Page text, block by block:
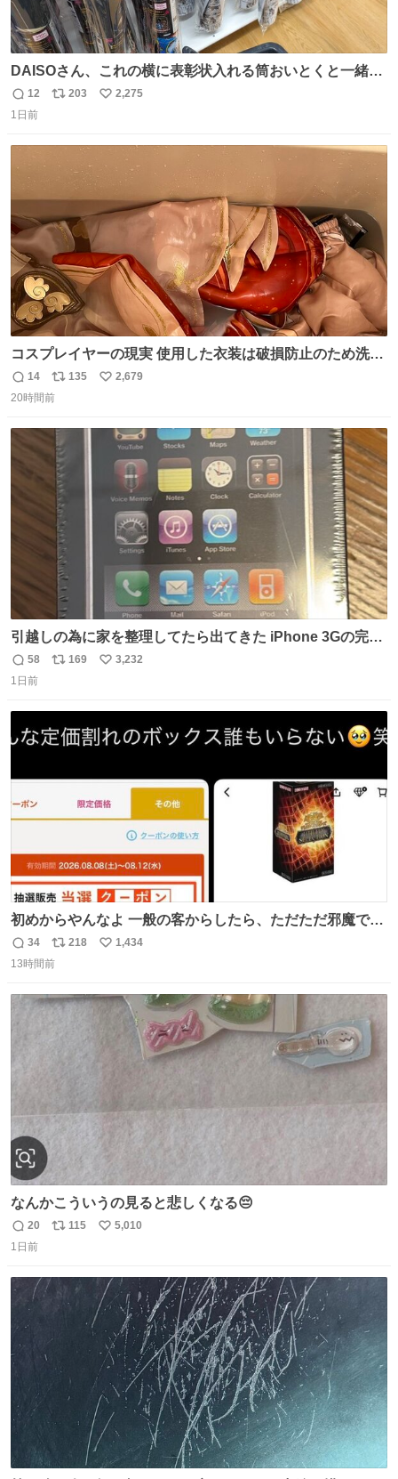
DAISOさん、これの横に表彰状入れる筒おいとくと一緒に
売れますのでご検討下さい
返
信
12
リ
203
い
2,275
1日前
コスプレイヤーの現実 使用した衣装は破損防止のため洗濯
機に入れられないので、大体こんな感じで浸け置きした後
に手洗い…
返
信
14
リ
ポ
ト
数
135
い
2,679
20時間前
引越しの為に家を整理してたら出てきた iPhone 3Gの完全
未開封品 かなり前に楽天だかで買った多分未使用のデモ機
で-が出るのだと思うんだよね ヤフオクで売れてない190万
返
信
58
リ
ト
数
169
い
数
3,232
1日前
初めからやんなよ 一般の客からしたら、ただただ邪魔でし
かないのよ
返
信
34
リ
ポ
ト
数
218
い
数
1,434
13時間前
なんかこういうの見ると悲しくなる😔
返
信
20
リ
ト
数
115
い
数
5,010
1日前